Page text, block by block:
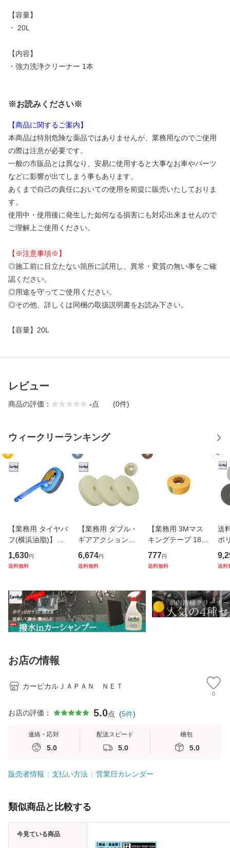
【容量】
・ 20L
【内容】
・強力洗浄クリーナー 1本
※お読みください※
【商品に関するご案内】
本商品は特別危険な薬品ではありませんが、業務用なのでご使用
の際は注意が必要です。
一般の市販品とは異なり、安易に使用すると大事なお車やパーツ
などに影響が出てしまう事もあります。
あくまで自己の責任においての使用を前提に販売いたしておりま
す。
使用中・使用後に発生した如何なる損害にも対応出来ませんので
ご理解上ご使用ください。
【※注意事項※】
◎施工前に目立たない箇所に試用し、異常・変質の無い事をご確
認ください。
◎用途を守ってご使用ください。
◎その他、詳しくは同梱の取扱説明書をお読み下さい。
【容量】 20L
レビュー
商品の評価： -点 (0件)
ウィークリーランキング
1
【業務用 タイヤバ
フ(横浜油脂)】タ
イヤＷＡＸ タイヤ
ワックス タイヤ保
洗車用品 カーケア
用品
1,630円
送料無料
2
【業務用 ダブル・
ギアアクション用
超極細目ウレタン
バフSサイズ 165φ
仕上げ バフ目 オー
ロラ目消し
6,674円
送料無料
3
【業務用 3Mマス
キングテープ 18m
m 1個】ボディー
養生 車内養生 養生
プ
777円
送料無料
4
送
ポ
バ
ー
き
艶
送料
お店の情報
カーピカルＪＡＰＡＮ ＮＥＴ
0
お店の評価： 5.0点 (5件)
連絡・応対
5.0
配送スピード
5.0
梱包
5.0
販売者情報 支払い方法 営業日カレンダー
類似商品と比較する
今見ている商品